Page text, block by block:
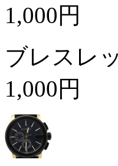
1,000円
ブレスレ
1,000円